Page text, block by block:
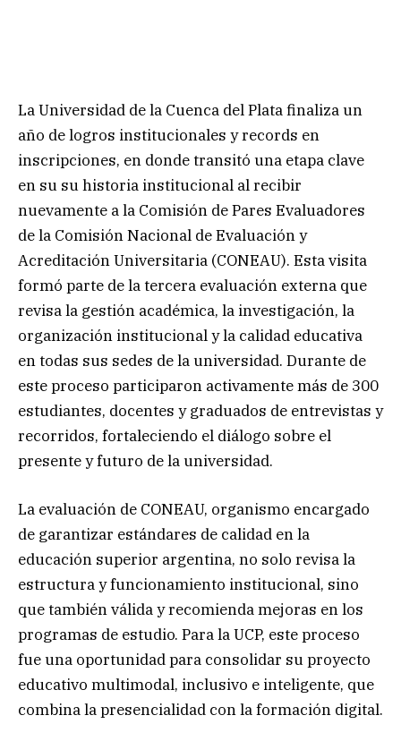
La Universidad de la Cuenca del Plata finaliza un
año de logros institucionales y records en
inscripciones, en donde transitó una etapa clave
en su su historia institucional al recibir
nuevamente a la Comisión de Pares Evaluadores
de la Comisión Nacional de Evaluación y
Acreditación Universitaria (CONEAU). Esta visita
formó parte de la tercera evaluación externa que
revisa la gestión académica, la investigación, la
organización institucional y la calidad educativa
en todas sus sedes de la universidad. Durante de
este proceso participaron activamente más de 300
estudiantes, docentes y graduados de entrevistas y
recorridos, fortaleciendo el diálogo sobre el
presente y futuro de la universidad.
La evaluación de CONEAU, organismo encargado
de garantizar estándares de calidad en la
educación superior argentina, no solo revisa la
estructura y funcionamiento institucional, sino
que también válida y recomienda mejoras en los
programas de estudio. Para la UCP, este proceso
fue una oportunidad para consolidar su proyecto
educativo multimodal, inclusivo e inteligente, que
combina la presencialidad con la formación digital.